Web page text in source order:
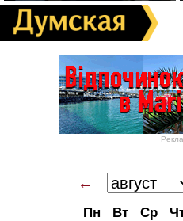
←
Пн Вт Ср